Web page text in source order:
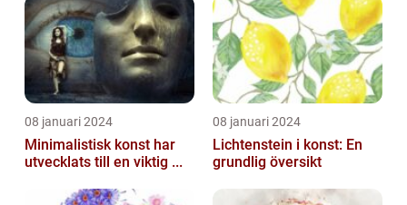
08 januari 2024
Minimalistisk konst har
utvecklats till en viktig ...
08 januari 2024
Lichtenstein i konst: En
grundlig översikt